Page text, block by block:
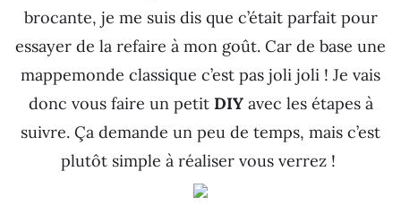
brocante, je me suis dis que c’était parfait pour
essayer de la refaire à mon goût. Car de base une
mappemonde classique c’est pas joli joli ! Je vais
donc vous faire un petit DIYavec les étapes à
suivre. Ça demande un peu de temps, mais c’est
plutôt simple à réaliser vous verrez !